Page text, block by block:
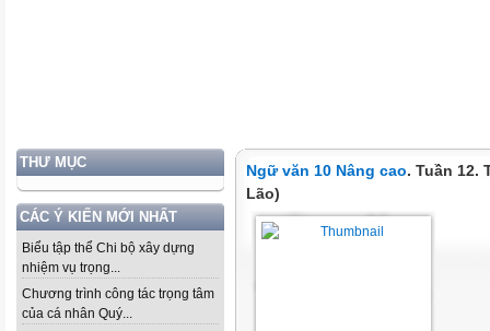
THƯ MỤC
CÁC Ý KIẾN MỚI NHẤT
Biểu tập thể Chi bộ xây dựng
nhiệm vụ trọng...
Chương trình công tác trọng tâm
của cá nhân Quý...
Ngữ văn 10 Nâng cao. Tuần 12.
Lão)